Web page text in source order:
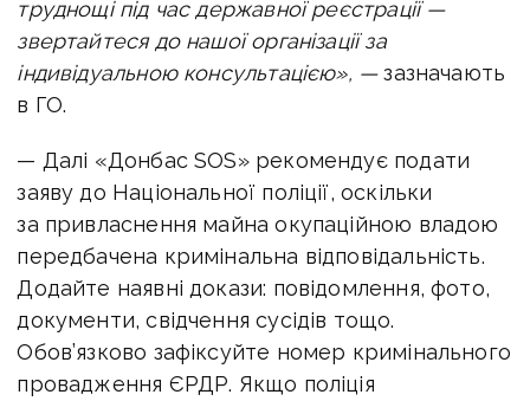
труднощі під час державної реєстрації —
звертайтеся до нашої організації за
індивідуальною консультацією», —зазначають
в ГО.
— Далі «Донбас SOS» рекомендує подати
заяву до Національної поліції, оскільки
за привласнення майна окупаційною владою
передбачена кримінальна відповідальність.
Додайте наявні докази: повідомлення, фото,
документи, свідчення сусідів тощо.
Обов’язково зафіксуйте номер кримінального
провадження ЄРДР. Якщо поліція